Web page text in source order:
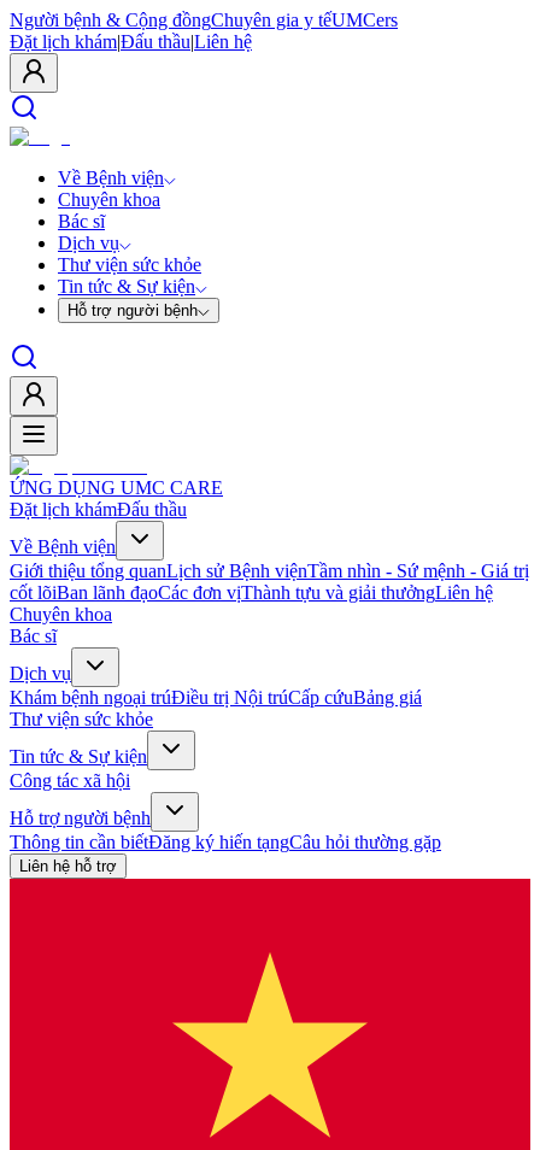
Người bệnh & Cộng đồngChuyên gia y tếUMCers
Đặt lịch khám|Đấu thầu|Liên hệ
Về Bệnh viện
Chuyên khoa
Bác sĩ
Dịch vụ
Thư viện sức khỏe
Tin tức & Sự kiện
Hỗ trợ người bệnh
ỨNG DỤNG UMC CARE
Đặt lịch khámĐấu thầu
Về Bệnh viện
Giới thiệu tổng quanLịch sử Bệnh việnTầm nhìn - Sứ mệnh - Giá trị
cốt lõiBan lãnh đạoCác đơn vịThành tựu và giải thưởngLiên hệ
Chuyên khoa
Bác sĩ
Dịch vụ
Khám bệnh ngoại trúĐiều trị Nội trúCấp cứuBảng giá
Thư viện sức khỏe
Tin tức & Sự kiện
Công tác xã hội
Hỗ trợ người bệnh
Thông tin cần biếtĐăng ký hiến tạngCâu hỏi thường gặp
Liên hệ hỗ trợ